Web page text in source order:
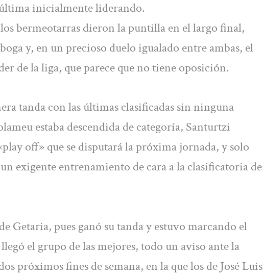
inicialmente liderando.
bermeotarras dieron la puntilla en el largo final,
y, en un precioso duelo igualado entre ambas, el
de la liga, que parece que no tiene oposición.
tanda con las últimas clasificadas sin ninguna
estaba descendida de categoría, Santurtzi
off» que se disputará la próxima jornada, y solo
exigente entrenamiento de cara a la clasificatoria de
Getaria, pues ganó su tanda y estuvo marcando el
el grupo de las mejores, todo un aviso ante la
próximos fines de semana, en la que los de José Luis